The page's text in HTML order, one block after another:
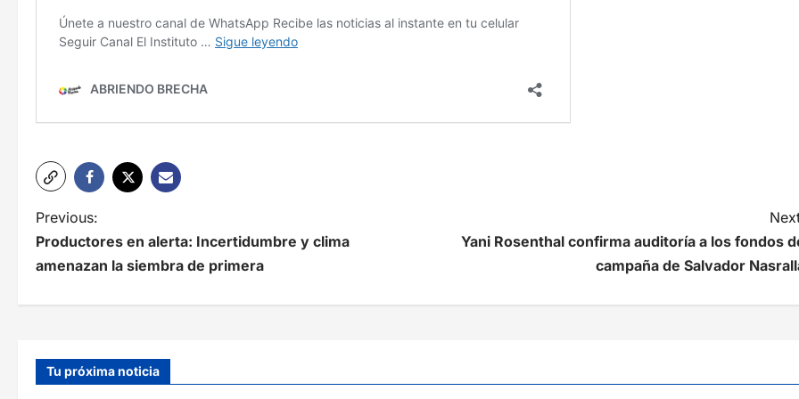
N
a
a
Previous:
Productores en alerta: Incertidumbre y clima
amenazan la siembra de primera
Yani Rosenthal confirma auditoría a los fondos
campaña de Salvador
Tu próxima noticia